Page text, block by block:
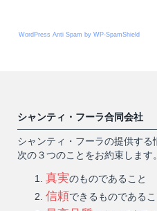
WordPress Anti Spam by WP-SpamShield
シャンティ・フーラ合同会社
シャンティ・フーラの提供す
次の３つのことをお約束します。
真実のものであること
信頼できるものであるこ